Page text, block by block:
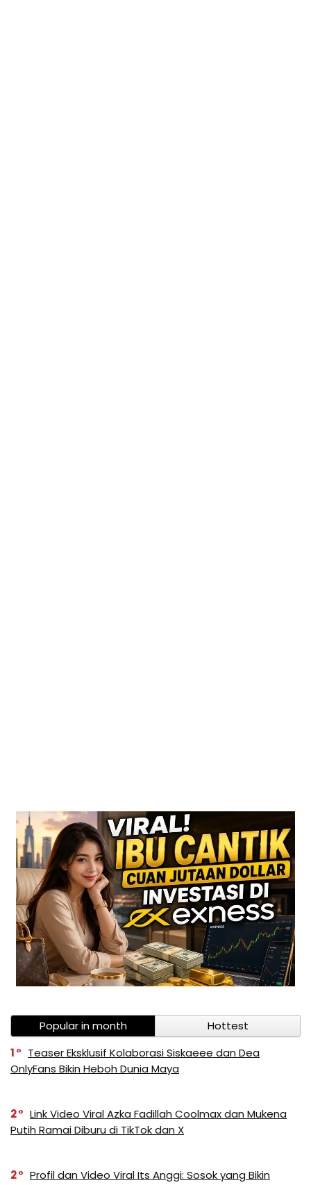
Popular in month
Hottest
1
Teaser Eksklusif Kolaborasi Siskaeee dan Dea
OnlyFans Bikin Heboh Dunia Maya
2
Link Video Viral Azka Fadillah Coolmax dan Mukena
Putih Ramai Diburu di TikTok dan X
2
Profil dan Video Viral Its Anggi: Sosok yang Bikin